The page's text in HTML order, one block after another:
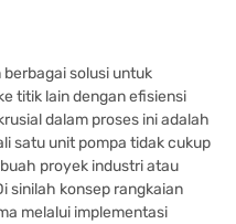
solusi untuk
titik lain dengan efisiensi
dalam proses ini adalah
satu unit pompa tidak cukup
proyek industri atau
sinilah konsep rangkaian
melalui implementasi